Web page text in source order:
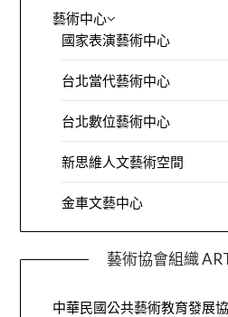
藝術中心
國家表演藝術中心
台北當代藝術中心
台北數位藝術中心
新思維人文藝術空間
金車文藝中心
藝術協會組織
中華民國公共藝術教育發展